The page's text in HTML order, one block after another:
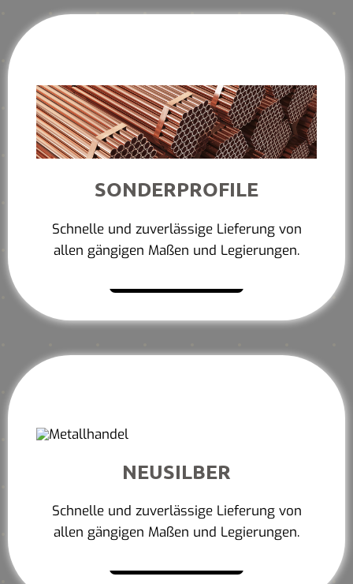
SONDERPROFILE
Schnelle und zuverlässige Lieferung von
allen gängigen Maßen und Legierungen.
NEUSILBER
Schnelle und zuverlässige Lieferung von
allen gängigen Maßen und Legierungen.